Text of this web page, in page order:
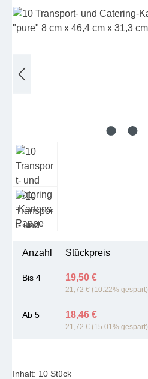
Bildergalerie überspringen
Anzahl Stückpreis
Bis 4 19,50 €
21,72 € (10.22% gespart)
Ab 5 18,46 €
21,72 € (15.01% gespart)
Inhalt: 10 Stück